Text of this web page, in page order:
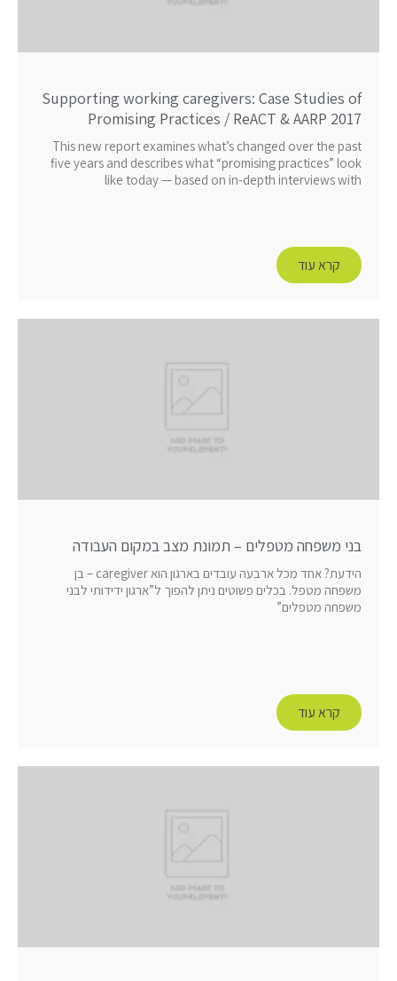
Supporting working caregivers: Case Studies of
Promising Practices / ReACT & AARP 2017
This new report examines what’s changed over the past
five years and describes what “promising practices” look
like today — based on in-depth interviews with
קרא עוד
בני משפחה מטפלים – תמונת מצב במקום העבודה
הידעת? אחד מכל ארבעה עובדים בארגון הוא caregiver – בן
משפחה מטפל. בכלים פשוטים ניתן להפוך ל”ארגון ידידותי לבני
משפחה מטפלים”
קרא עוד